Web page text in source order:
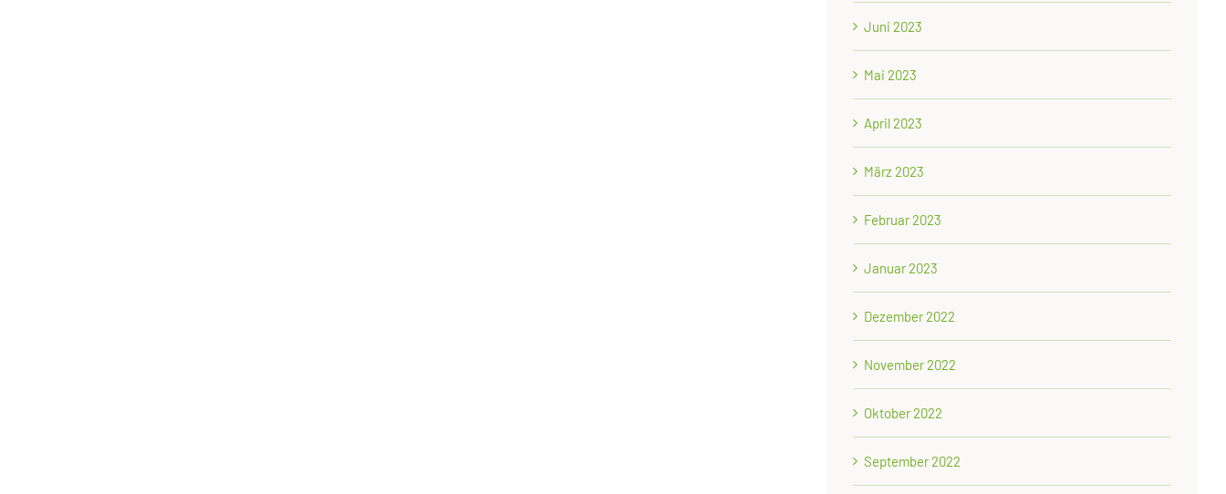
Juni 2023
Mai 2023
April 2023
März 2023
Februar 2023
Januar 2023
Dezember 2022
November 2022
Oktober 2022
September 2022